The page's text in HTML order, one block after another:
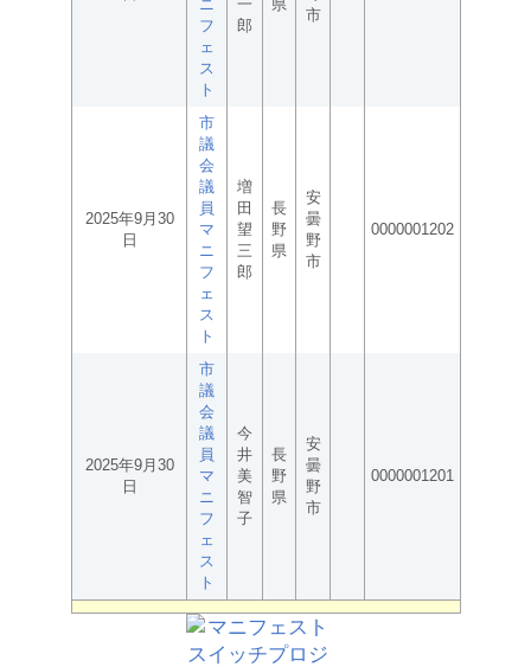
ニ
フ
ェ
ス
ト
一
郎
県
市
2025年9月30
日
市
議
会
議
員
マ
ニ
フ
ェ
ス
ト
増
田
望
三
郎
長
野
県
安
曇
野
市
0000001202
2025年9月30
日
市
議
会
議
員
マ
ニ
フ
ェ
ス
ト
今
井
美
智
子
長
野
県
安
曇
野
市
0000001201